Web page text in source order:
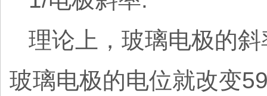
理论上，玻璃电极的
玻璃电极的电位就改变